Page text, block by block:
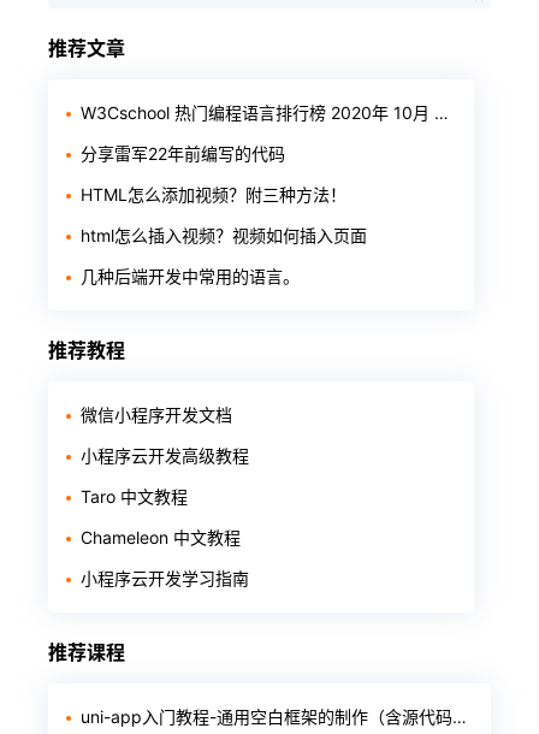
推荐文章
W3Cschool 热门编程语言排行榜 2020年 10月 TOP10
分享雷军22年前编写的代码
HTML怎么添加视频？附三种方法！
html怎么插入视频？视频如何插入页面
几种后端开发中常用的语言。
推荐教程
微信小程序开发文档
小程序云开发高级教程
Taro 中文教程
Chameleon 中文教程
小程序云开发学习指南
推荐课程
uni-app入门教程-通用空白框架的制作（含源代码和软件）